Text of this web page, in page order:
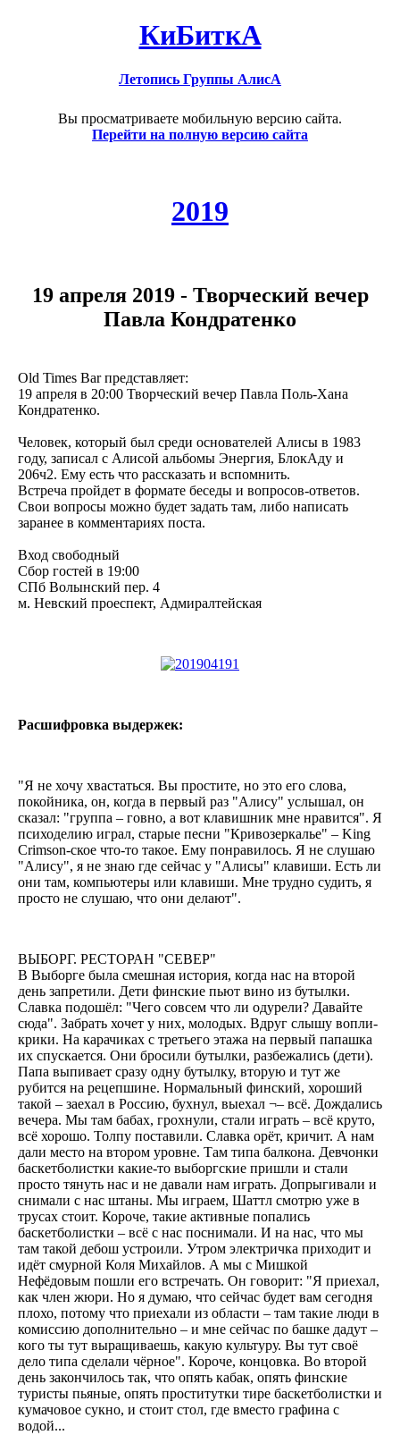
КиБиткА
Летопись Группы АлисА
Вы просматриваете мобильную версию сайта.
Перейти на полную версию сайта
2019
19 апреля 2019 - Творческий вечер
Павла Кондратенко
Old Times Bar представляет:
19 апреля в 20:00 Творческий вечер Павла Поль-Хана
Кондратенко.
Человек, который был среди основателей Алисы в 1983
году, записал с Алисой альбомы Энергия, БлокАду и
206ч2. Ему есть что рассказать и вспомнить.
Встреча пройдет в формате беседы и вопросов-ответов.
Свои вопросы можно будет задать там, либо написать
заранее в комментариях поста.
Вход свободный
Сбор гостей в 19:00
СПб Волынский пер. 4
м. Невский проеспект, Адмиралтейская
Расшифровка выдержек:
"Я не хочу хвастаться. Вы простите, но это его слова,
покойника, он, когда в первый раз "Алису" услышал, он
сказал: "группа – говно, а вот клавишник мне нравится". Я
психоделию играл, старые песни "Кривозеркалье" – King
Crimson-ское что-то такое. Ему понравилось. Я не слушаю
"Алису", я не знаю где сейчас у "Алисы" клавиши. Есть ли
они там, компьютеры или клавиши. Мне трудно судить, я
просто не слушаю, что они делают".
ВЫБОРГ. РЕСТОРАН "СЕВЕР"
В Выборге была смешная история, когда нас на второй
день запретили. Дети финские пьют вино из бутылки.
Славка подошёл: "Чего совсем что ли одурели? Давайте
сюда". Забрать хочет у них, молодых. Вдруг слышу вопли-
крики. На карачиках с третьего этажа на первый папашка
их спускается. Они бросили бутылки, разбежались (дети).
Папа выпивает сразу одну бутылку, вторую и тут же
рубится на рецепшине. Нормальный финский, хороший
такой – заехал в Россию, бухнул, выехал ¬– всё. Дождались
вечера. Мы там бабах, грохнули, стали играть – всё круто,
всё хорошо. Толпу поставили. Славка орёт, кричит. А нам
дали место на втором уровне. Там типа балкона. Девчонки
баскетболистки какие-то выборгские пришли и стали
просто тянуть нас и не давали нам играть. Допрыгивали и
снимали с нас штаны. Мы играем, Шаттл смотрю уже в
трусах стоит. Короче, такие активные попались
баскетболистки – всё с нас поснимали. И на нас, что мы
там такой дебош устроили. Утром электричка приходит и
идёт смурной Коля Михайлов. А мы с Мишкой
Нефёдовым пошли его встречать. Он говорит: "Я приехал,
как член жюри. Но я думаю, что сейчас будет вам сегодня
плохо, потому что приехали из области – там такие люди в
комиссию дополнительно – и мне сейчас по башке дадут –
кого ты тут выращиваешь, какую культуру. Вы тут своё
дело типа сделали чёрное". Короче, концовка. Во второй
день закончилось так, что опять кабак, опять финские
туристы пьяные, опять проститутки тире баскетболистки и
кумачовое сукно, и стоит стол, где вместо графина с
водой...